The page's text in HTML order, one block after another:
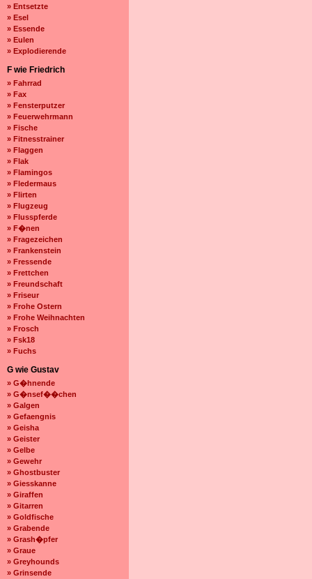
» Entsetzte
» Esel
» Essende
» Eulen
» Explodierende
F wie Friedrich
» Fahrrad
» Fax
» Fensterputzer
» Feuerwehrmann
» Fische
» Fitnesstrainer
» Flaggen
» Flak
» Flamingos
» Fledermaus
» Flirten
» Flugzeug
» Flusspferde
» F�nen
» Fragezeichen
» Frankenstein
» Fressende
» Frettchen
» Freundschaft
» Friseur
» Frohe Ostern
» Frohe Weihnachten
» Frosch
» Fsk18
» Fuchs
G wie Gustav
» G�hnende
» G�nsef��chen
» Galgen
» Gefaengnis
» Geisha
» Geister
» Gelbe
» Gewehr
» Ghostbuster
» Giesskanne
» Giraffen
» Gitarren
» Goldfische
» Grabende
» Grash�pfer
» Graue
» Greyhounds
» Grinsende